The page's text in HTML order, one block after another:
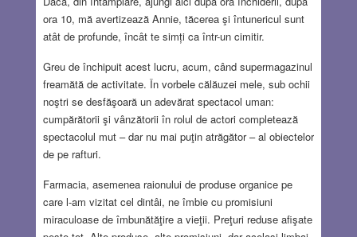
ora 10, mă avertizează Annie, tăcerea şi întunericul sunt
atât de profunde, încât te simți ca într-un cimitir.
Greu de închipuit acest lucru, acum, când supermagazinul
freamătă de activitate. În vorbele călăuzei mele, sub ochii
noştri se desfăşoară un adevărat spectacol uman:
cumpărătorii şi vânzătorii în rolul de actori completează
spectacolul mut – dar nu mai puţin atrăgător – al obiectelor
de pe rafturi.
Farmacia, asemenea raionului de produse organice pe
care l-am vizitat cel dintâi, ne îmbie cu promisiuni
miraculoase de îmbunătăţire a vieţii. Preţuri reduse afişate